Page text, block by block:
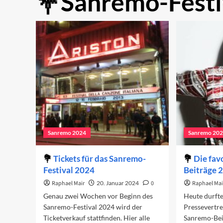
Sanremo 2024
Tickets für das Sanremo-
Festival 2024
Raphael Mair 20. Januar 2024
0
Genau zwei Wochen vor Beginn des
Sanremo-Festival 2024 wird der
Ticketverkauf stattfinden. Hier alle
Sanremo
Die
Beiträge
Raphael
Heute
Sanremo-